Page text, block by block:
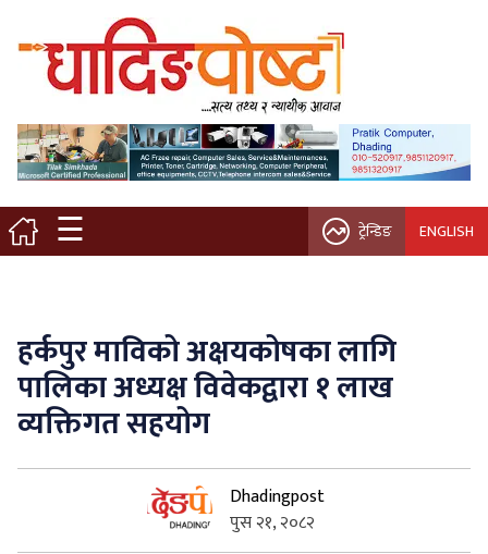
☰
मुख्य पृष्ठ
स्थानीय समाचार
विचार / ब्लग
नगर/गाउँ पालिका
कृषि/सहकारी
साहित्य / संस्कृति
प्रवास
ट्रेन्डिङ ENGLISH
हर्कपुर माविको अक्षयकोषका लागि
पालिका अध्यक्ष विवेकद्वारा १ लाख
व्यक्तिगत सहयोग
Dhadingpost
पुस २१, २०८२